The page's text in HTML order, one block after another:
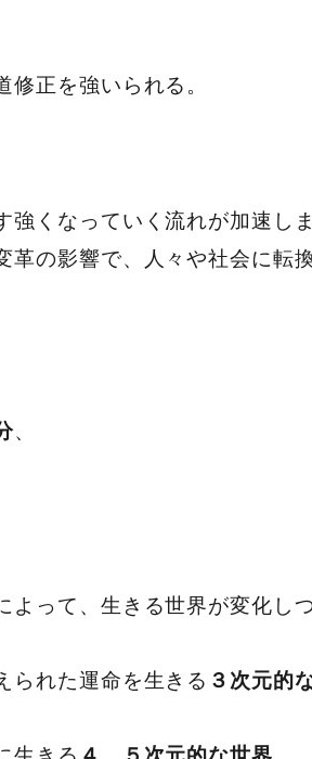
正を強いられる。
くなっていく流れが加速しま
革の影響で、人々や社会に転
、
よって、生きる世界が変化し
られた運命を生きる ３次元的
生きる